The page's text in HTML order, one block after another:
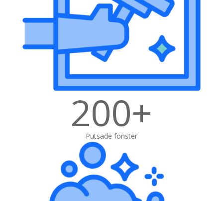
200+
Putsade fönster